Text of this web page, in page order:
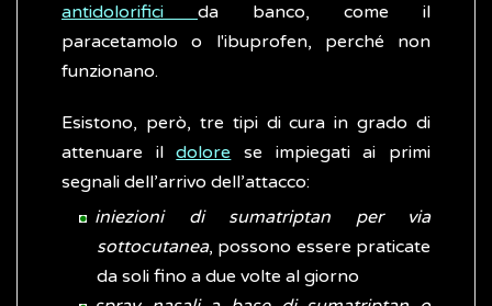
antidolorifici da banco, come il
paracetamolo o l'ibuprofen, perché non
funzionano.
Esistono, però, tre tipi di cura in grado di
attenuare ildolore se impiegati ai primi
segnali dell’arrivo dell’attacco:
iniezioni di sumatriptan per via
sottocutanea, possono essere praticate
da soli fino a due volte al giorno